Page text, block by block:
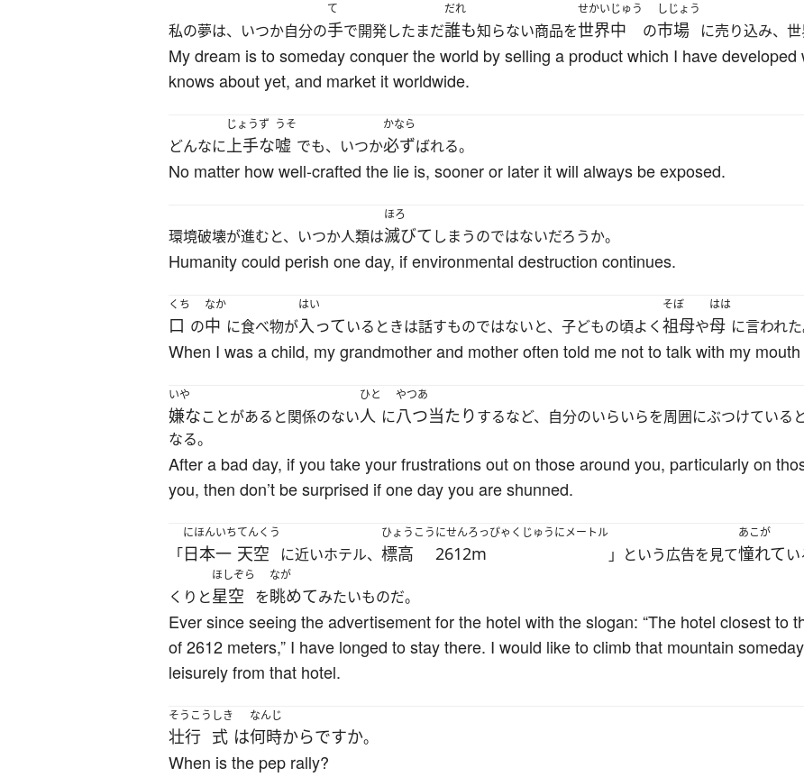
私の夢は、いつか自分の
て
手で開発したまだ
だれ
誰も知らない商品を
せかいじゅう
世界中 の
しじょう
市場 に売り込み、
My dream is to someday conquer the world by selling a product which I have
knows about yet, and market it worldwide.
どんなに
じょうず
上手な
うそ
嘘 でも、いつか
かなら
必ずばれる。
No matter how well-crafted the lie is, sooner or later it will always be exposed.
環境破壊が進むと、いつか人類は
ほろ
滅びて しまうのではないだろうか。
Humanity could perish one day, if environmental destruction continues.
くち
口 の
なか
中 に食べ物が
はい
入っているときは話すものではないと、子どもの頃よく
そぼ
祖母や
はは
母 に言われた
When I was a child, my grandmother and mother often told me not to talk with my
いや
嫌なことがあると関係のない
ひと
人 に
やつあ
八つ当たりするなど、自分のいらいらを周囲にぶつけている
なる。
After a bad day, if you take your frustrations out on those around you, particularly on
you, then don’t be surprised if one day you are shunned.
「
にほんいち
日本一
てんくう
天空 に近いホテル、
ひょうこう
標高
にせんろっぴゃくじゅうにメートル
2612m 」という広告を見て
あこが
憧れて
くりと
ほしぞら
星空 を
なが
眺めてみたいものだ。
Ever since seeing the advertisement for the hotel with the slogan: “The hotel closest to
of 2612 meters,” I have longed to stay there. I would like to climb that mountain
leisurely from that hotel.
そうこう
壮行
しき
式 は
なんじ
何時からですか。
When is the pep rally?